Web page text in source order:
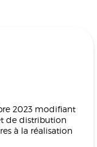
2023 modifiant
de distribution
à la réalisation